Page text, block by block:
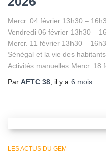
Mercr. 04 février 13h30 –
Vendredi 06 février 13h30 –
Mercr. 11 février 13h30 –
Sénégal et la vie des
Activités manuelles Mercr. 18
Par AFTC 38 , il y a 6 mois
LES ACTUS DU GEM